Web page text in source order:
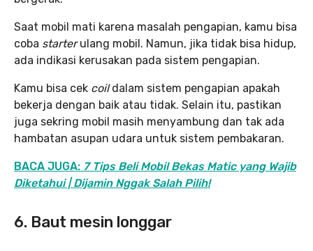
Saat mobil mati karena masalah pengapian, kamu bisa
coba starterulang mobil. Namun, jika tidak bisa hidup,
ada indikasi kerusakan pada sistem pengapian.
Kamu bisa cek coildalam sistem pengapian apakah
bekerja dengan baik atau tidak. Selain itu, pastikan
juga sekring mobil masih menyambung dan tak ada
hambatan asupan udara untuk sistem pembakaran.
BACA JUGA: 7 Tips Beli Mobil Bekas Matic yang Wajib
Diketahui | Dijamin Nggak Salah Pilih!
6. Baut mesin longgar